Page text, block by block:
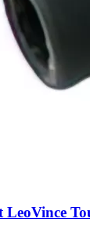
LeoVince